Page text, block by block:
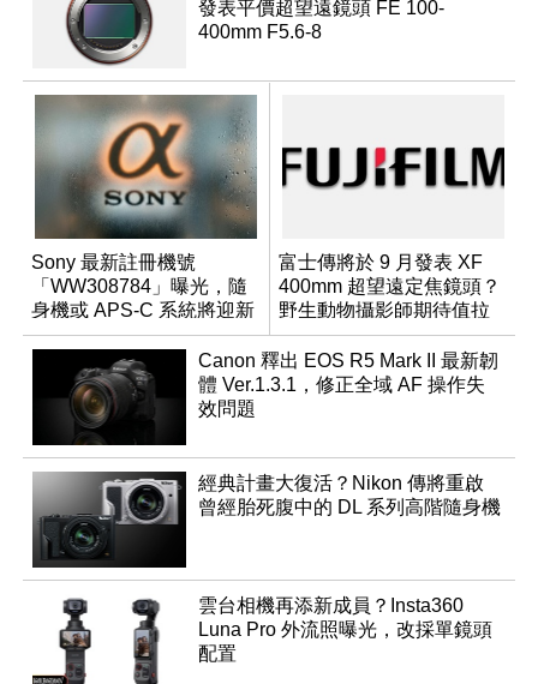
發表平價超望遠鏡頭 FE 100-
400mm F5.6-8
Sony 最新註冊機號
「WW308784」曝光，隨
身機或 APS-C 系統將迎新
成員？
富士傳將於 9 月發表 XF
400mm 超望遠定焦鏡頭？
野生動物攝影師期待值拉
滿
Canon 釋出 EOS R5 Mark II 最新韌
體 Ver.1.3.1，修正全域 AF 操作失
效問題
經典計畫大復活？Nikon 傳將重啟
曾經胎死腹中的 DL 系列高階隨身機
雲台相機再添新成員？Insta360
Luna Pro 外流照曝光，改採單鏡頭
配置